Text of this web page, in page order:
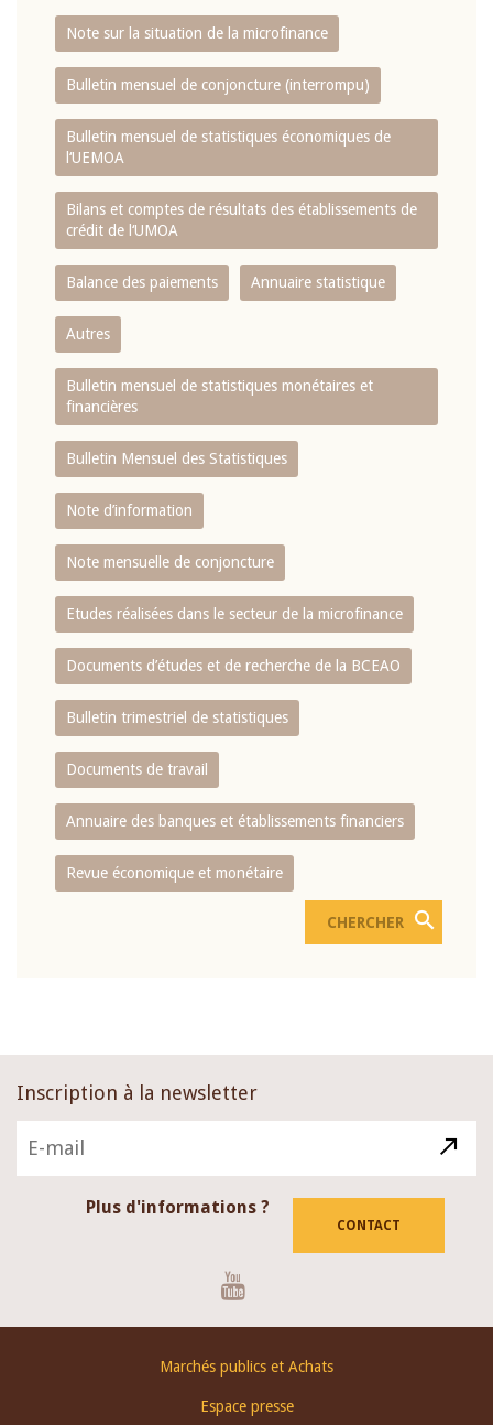
Note sur la situation de la microfinance
Bulletin mensuel de conjoncture (interrompu)
Bulletin mensuel de statistiques économiques de
l‘UEMOA
Bilans et comptes de résultats des établissements de
crédit de l‘UMOA
Balance des paiements Annuaire statistique
Autres
Bulletin mensuel de statistiques monétaires et
financières
Bulletin Mensuel des Statistiques
Note d’information
Note mensuelle de conjoncture
Etudes réalisées dans le secteur de la microfinance
Documents d’études et de recherche de la BCEAO
Bulletin trimestriel de statistiques
Documents de travail
Annuaire des banques et établissements financiers
Revue économique et monétaire
Inscription à la newsletter
Plus d'informations ?
CONTACT
Marchés publics et Achats
Espace presse